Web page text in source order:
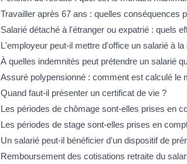
Travailler après 67 ans : quelles conséquences
Salarié détaché à l'étranger ou expatrié : quels
L'employeur peut-il mettre d'office un salarié à la
À quelles indemnités peut prétendre un salarié
Assuré polypensionné : comment est calculé le
Quand faut-il présenter un certificat de vie ?
Les périodes de chômage sont-elles prises en
Les périodes de stage sont-elles prises en
Un salarié peut-il bénéficier d'un dispositif de
Remboursement des cotisations retraite du